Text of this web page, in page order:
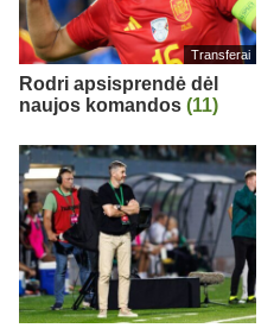
Transferai
Rodri apsisprendė dėl
naujos komandos (11)